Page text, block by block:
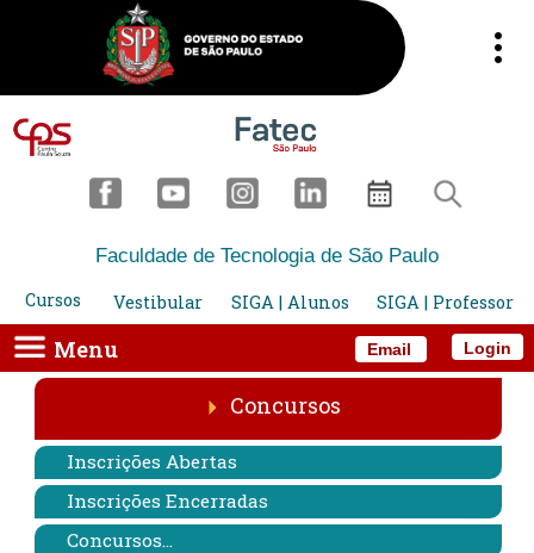
Email
Faculdade de Tecnologia de São Paulo
Cursos
Vestibular SIGA | Alunos SIGA | Professor
Menu Login
Concursos
Inscrições Abertas
Inscrições Encerradas
Concursos...